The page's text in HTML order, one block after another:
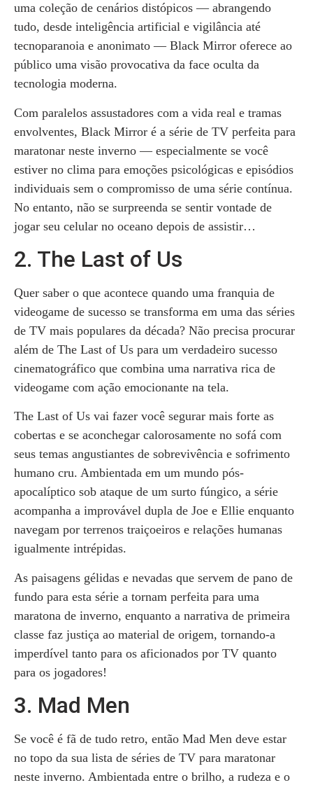
uma coleção de cenários distópicos — abrangendo
tudo, desde inteligência artificial e vigilância até
tecnoparanoia e anonimato — Black Mirror oferece ao
público uma visão provocativa da face oculta da
tecnologia moderna.
Com paralelos assustadores com a vida real e tramas
envolventes, Black Mirror é a série de TV perfeita para
maratonar neste inverno — especialmente se você
estiver no clima para emoções psicológicas e episódios
individuais sem o compromisso de uma série contínua.
No entanto, não se surpreenda se sentir vontade de
jogar seu celular no oceano depois de assistir…
2. The Last of Us
Quer saber o que acontece quando uma franquia de
videogame de sucesso se transforma em uma das séries
de TV mais populares da década? Não precisa procurar
além de The Last of Us para um verdadeiro sucesso
cinematográfico que combina uma narrativa rica de
videogame com ação emocionante na tela.
The Last of Us vai fazer você segurar mais forte as
cobertas e se aconchegar calorosamente no sofá com
seus temas angustiantes de sobrevivência e sofrimento
humano cru. Ambientada em um mundo pós-
apocalíptico sob ataque de um surto fúngico, a série
acompanha a improvável dupla de Joe e Ellie enquanto
navegam por terrenos traiçoeiros e relações humanas
igualmente intrépidas.
As paisagens gélidas e nevadas que servem de pano de
fundo para esta série a tornam perfeita para uma
maratona de inverno, enquanto a narrativa de primeira
classe faz justiça ao material de origem, tornando-a
imperdível tanto para os aficionados por TV quanto
para os jogadores!
3. Mad Men
Se você é fã de tudo retro, então Mad Men deve estar
no topo da sua lista de séries de TV para maratonar
neste inverno. Ambientada entre o brilho, a rudeza e o